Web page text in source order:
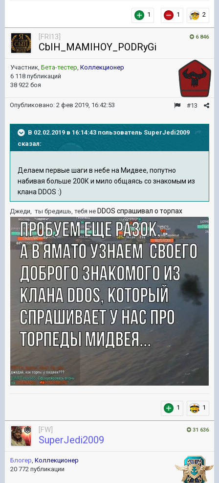
1 1 2
6 846
[FRI13]
CbIH_MAMIHOY_PODRyGi
Участник, Бета-тестер, Коллекционер
6 118 публикаций
38 922 боя
#13
Опубликовано: 2 фев 2019, 16:42:53
В 02.02.2019 в 16:14:43 пользователь SuperJedi2009
сказал:
Делаем первые шаги в небе на Мидвее, попутно
набивая больше 200К и мило общаясь со знакомым из
клана DDOS :)
Джеди, ты бредишь, тебя не DDOS спрашивал о торпах
1 1
31 636
[FW]
SuperJedi2009
Блогер, Коллекционер
20 772 публикации